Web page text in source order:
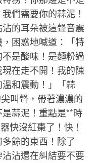
們需要你的蒜泥！
的耳朵被這聲音震
困惑地喊道：「特
是酸味！是麵粉過
在走不開！我的陳
和震動！」「蒜
尖叫聲，帶著濃濃的
蒜泥！重點是**時
快沒紅棗了！快！
餘的東西！除了
沾還在糾結要不要